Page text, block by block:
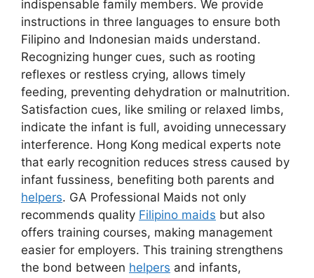
indispensable family members. We provide
instructions in three languages to ensure both
Filipino and Indonesian maids understand.
Recognizing hunger cues, such as rooting
reflexes or restless crying, allows timely
feeding, preventing dehydration or malnutrition.
Satisfaction cues, like smiling or relaxed limbs,
indicate the infant is full, avoiding unnecessary
interference. Hong Kong medical experts note
that early recognition reduces stress caused by
infant fussiness, benefiting both parents and
helpers. GA Professional Maids not only
recommends quality Filipino maids but also
offers training courses, making management
easier for employers. This training strengthens
the bond between helpers and infants,